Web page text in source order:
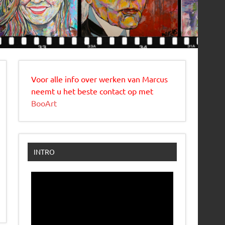
Voor alle info over werken van Marcus
neemt u het beste contact op met
BooArt
INTRO